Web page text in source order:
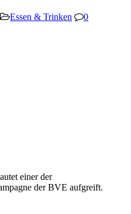
Essen & Trinken 0
einer der
der BVE aufgreift.